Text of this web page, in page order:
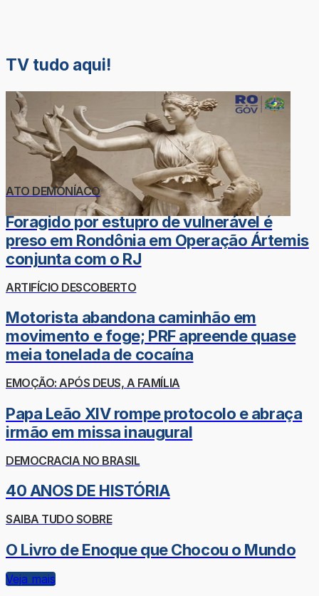
TV tudo aqui!
ATO DEMONÍACO
Foragido por estupro de vulnerável é
preso em Rondônia em Operação Ártemis
conjunta com o RJ
ARTIFÍCIO DESCOBERTO
Motorista abandona caminhão em
movimento e foge; PRF apreende quase
meia tonelada de cocaína
EMOÇÃO: APÓS DEUS, A FAMÍLIA
Papa Leão XIV rompe protocolo e abraça
irmão em missa inaugural
DEMOCRACIA NO BRASIL
40 ANOS DE HISTÓRIA
SAIBA TUDO SOBRE
O Livro de Enoque que Chocou o Mundo
Veja mais